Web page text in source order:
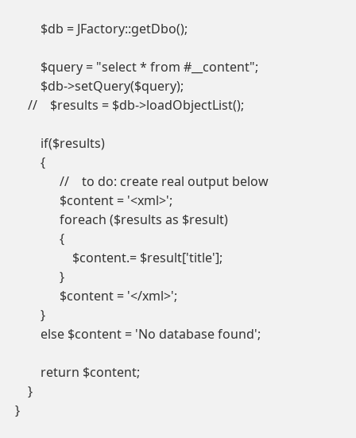
        $db = JFactory::getDbo();
        $query = "select * from #__content";
        $db->setQuery($query);
    //    $results = $db->loadObjectList();
        if($results)
        {
              //    to do: create real output below
              $content = '<xml>';
              foreach ($results as $result)
              {
                  $content.= $result['title'];
              }
              $content = '</xml>';
        }
        else $content = 'No database found';
        return $content;
    }
}